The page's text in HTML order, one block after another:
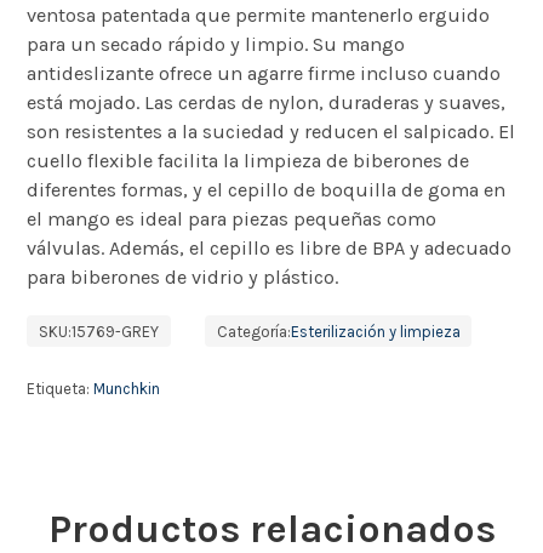
ventosa patentada que permite mantenerlo erguido
para un secado rápido y limpio. Su mango
antideslizante ofrece un agarre firme incluso cuando
está mojado. Las cerdas de nylon, duraderas y suaves,
son resistentes a la suciedad y reducen el salpicado. El
cuello flexible facilita la limpieza de biberones de
diferentes formas, y el cepillo de boquilla de goma en
el mango es ideal para piezas pequeñas como
válvulas. Además, el cepillo es libre de BPA y adecuado
para biberones de vidrio y plástico.
SKU:15769-GREY Categoría:Esterilización y limpieza
Etiqueta:Munchkin
Productos relacionados